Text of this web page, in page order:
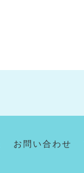
お問い合わせ